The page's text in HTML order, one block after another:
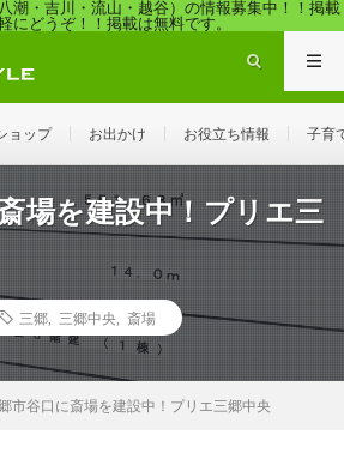
潮・吉川・流山・越谷）の情報募集中！！掲載
にどうぞ！！掲載は無料です。
ョップ お出かけ お役立ち情報 子育
場を建設中！プリエ三
三郷 三郷中央 斎場
市谷口に斎場を建設中！プリエ三郷中央